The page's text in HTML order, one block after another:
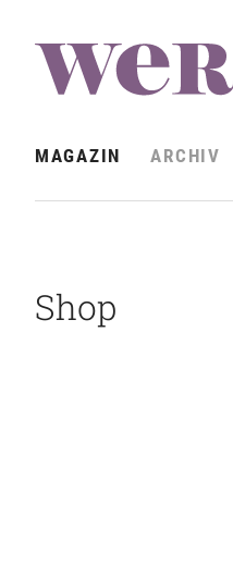
MAGAZIN ARCHIV
Shop